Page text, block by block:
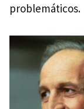
problemáticos.